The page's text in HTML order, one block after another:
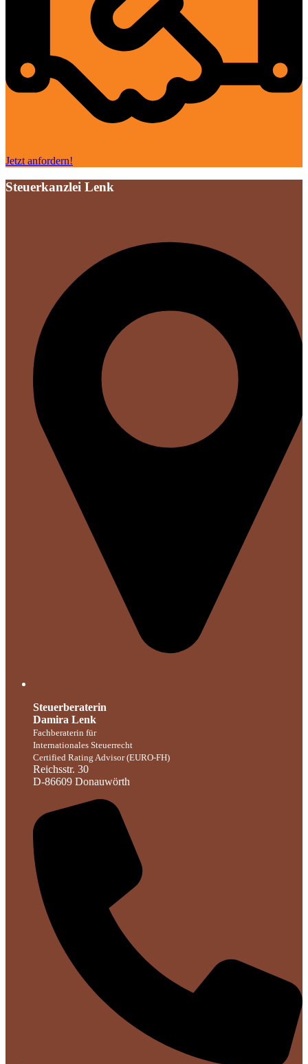
Jetzt anfordern!
Steuerkanzlei Lenk
Steuerberaterin
Damira Lenk
Fachberaterin für
Internationales Steuerrecht
Certified Rating Advisor (EURO-FH)
Reichsstr. 30
D-86609 Donauwörth